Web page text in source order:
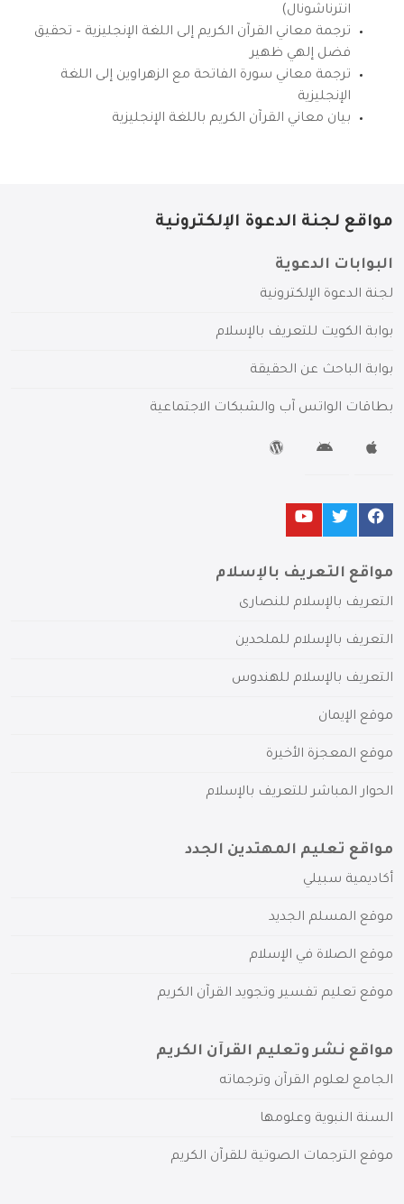
انترناشونال)
ترجمة معاني القرآن الكريم إلى اللغة الإنجليزية – تحقيق
فضل إلهي ظهير
ترجمة معاني سورة الفاتحة مع الزهراوين إلى اللغة
الإنجليزية
بيان معاني القرآن الكريم باللغة الإنجليزية
مواقع لجنة الدعوة الإلكترونية
البوابات الدعوية
لجنة الدعوة الإلكترونية
بوابة الكويت للتعريف بالإسلام
بوابة الباحث عن الحقيقة
بطاقات الواتس آب والشبكات الاجتماعية
مواقع التعريف بالإسلام
التعريف بالإسلام للنصارى
التعريف بالإسلام للملحدين
التعريف بالإسلام للهندوس
موقع الإيمان
موقع المعجزة الأخيرة
الحوار المباشر للتعريف بالإسلام
مواقع تعليم المهتدين الجدد
أكاديمية سبيلي
موقع المسلم الجديد
موقع الصلاة في الإسلام
موقع تعليم تفسير وتجويد القرآن الكريم
مواقع نشر وتعليم القرآن الكريم
الجامع لعلوم القرآن وترجماته
السنة النبوية وعلومها
موقع الترجمات الصوتية للقرآن الكريم